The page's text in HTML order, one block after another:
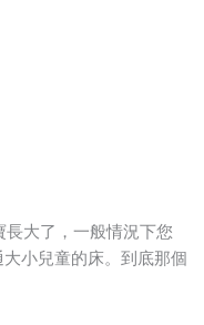
大了，一般情況下您
小兒童的床。到底那個